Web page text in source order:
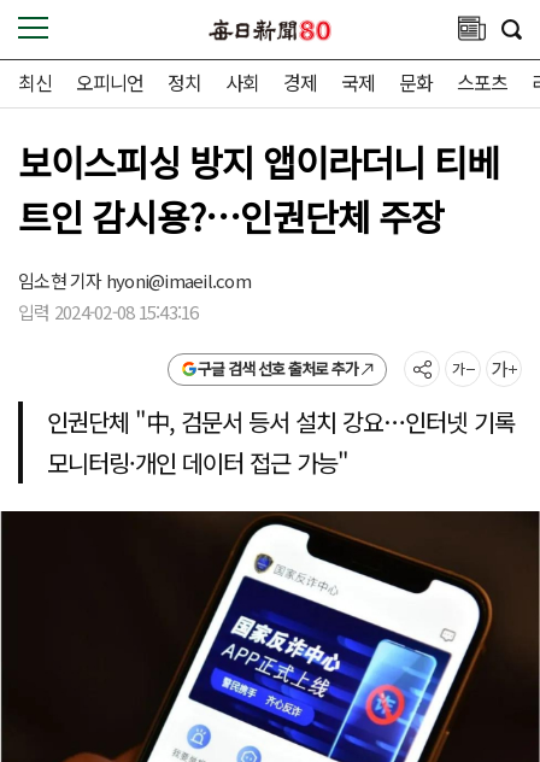
최신 오피니언 정치 사회 경제 국제 문화 스포츠
보이스피싱 방지 앱이라더니 티베
트인 감시용?…인권단체 주장
임소현 기자hyoni@imaeil.com
입력 2024-02-08 15:43:16
구글 검색 선호 출처로 추가
인권단체 "中, 검문서 등서 설치 강요…인터넷 기록
모니터링·개인 데이터 접근 가능"